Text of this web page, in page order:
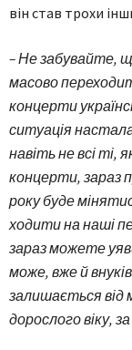
він став трохи
– Не забувайте,
масово
концерти
ситуація
навіть не всі ті,
концерти, зараз
року буде
ходити на наші
зараз можете
може, вже й
залишається від
дорослого віку,